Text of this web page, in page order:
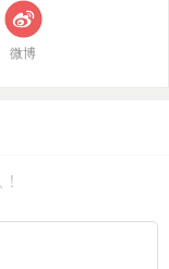
微博